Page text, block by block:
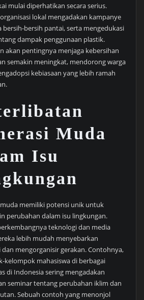
mulai diperhatikan secara serius.
lokal mengadakan kampanye
bersih-bersih pantai, serta mengedukasi
dampak penggunaan plastik.
akan pentingnya menjaga kebersihan
semakin meningkat, mendorong warga
kebiasaan yang lebih ramah
Muda
Isu
memiliki potensi unik untuk
perubahan dalam isu lingkungan.
teknologi dan media
lebih mudah menyebarkan
mengorganisir gerakan. Contohnya,
kelompok mahasiswa di berbagai
di Indonesia sering mengadakan
seminar tentang perubahan iklim dan
Sebuah contoh yang menonjol